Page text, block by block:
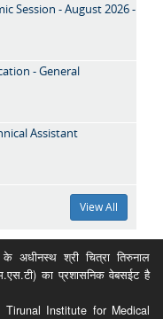
Session - August 2026 -
- General
Assistant
View All
के अधीनस्थ श्री चित्रा तिरुनाल
का प्रशासनिक वेबसईट है
Institute for Medical